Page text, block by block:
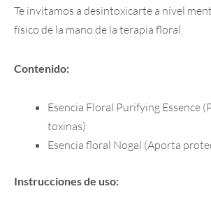
Te invitamos a desintoxicarte a nivel
físico de la mano de la terapia floral.
Contenido:
Esencia Floral Purifying Essence
toxinas)
Esencia floral Nogal (Aporta
Instrucciones de uso: